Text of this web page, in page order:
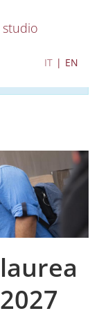
studio
IT EN
2027 sono in